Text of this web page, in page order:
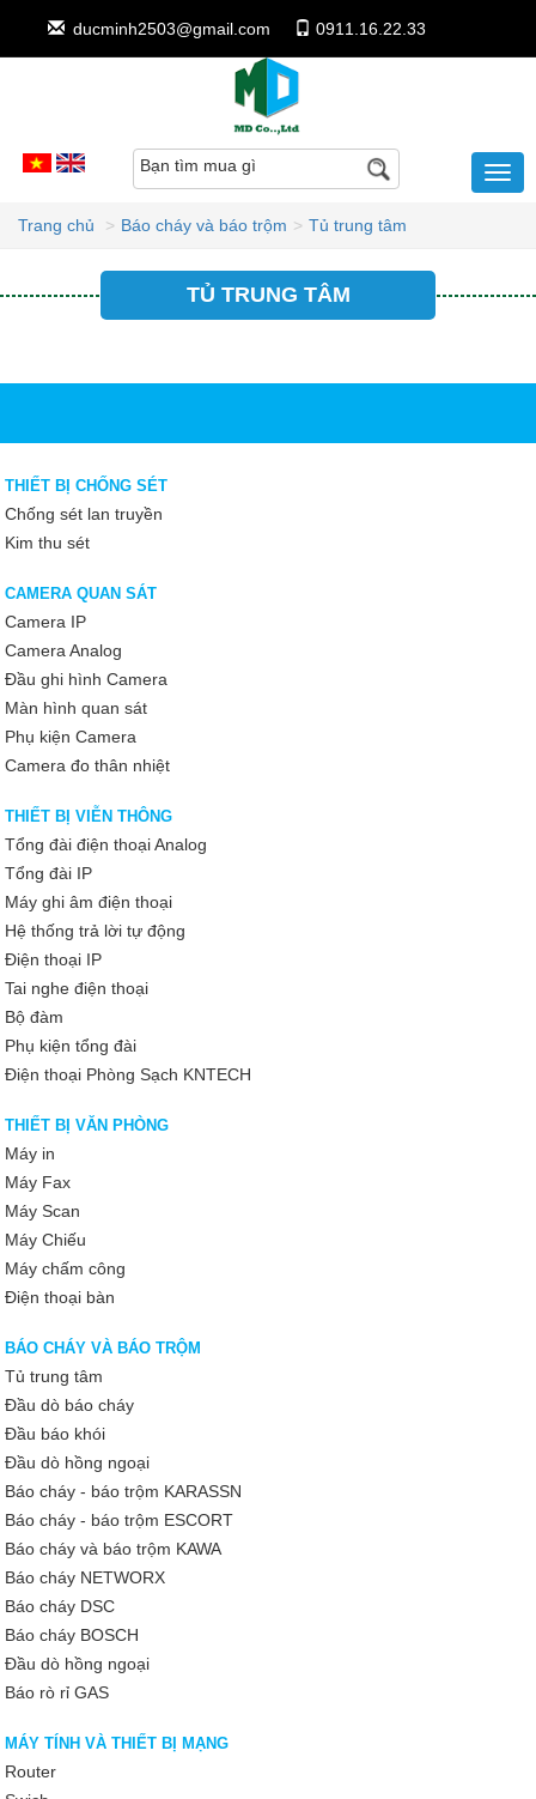
ducminh2503@gmail.com 0911.16.22.33
Bạn tìm mua gì
Trang chủ Báo cháy và báo trộm Tủ trung tâm
TỦ TRUNG TÂM
THIẾT BỊ CHỐNG SÉT
Chống sét lan truyền
Kim thu sét
CAMERA QUAN SÁT
Camera IP
Camera Analog
Đầu ghi hình Camera
Màn hình quan sát
Phụ kiện Camera
Camera đo thân nhiệt
THIẾT BỊ VIỄN THÔNG
Tổng đài điện thoại Analog
Tổng đài IP
Máy ghi âm điện thoại
Hệ thống trả lời tự động
Điện thoại IP
Tai nghe điện thoại
Bộ đàm
Phụ kiện tổng đài
Điện thoại Phòng Sạch KNTECH
THIẾT BỊ VĂN PHÒNG
Máy in
Máy Fax
Máy Scan
Máy Chiếu
Máy chấm công
Điện thoại bàn
BÁO CHÁY VÀ BÁO TRỘM
Tủ trung tâm
Đầu dò báo cháy
Đầu báo khói
Đầu dò hồng ngoại
Báo cháy - báo trộm KARASSN
Báo cháy - báo trộm ESCORT
Báo cháy và báo trộm KAWA
Báo cháy NETWORX
Báo cháy DSC
Báo cháy BOSCH
Đầu dò hồng ngoại
Báo rò rỉ GAS
MÁY TÍNH VÀ THIẾT BỊ MẠNG
Router